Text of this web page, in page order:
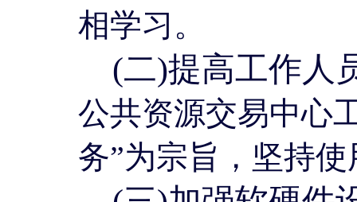
相学习。
(二)提高工作人
公共资源交易中心
务”为宗旨，坚持